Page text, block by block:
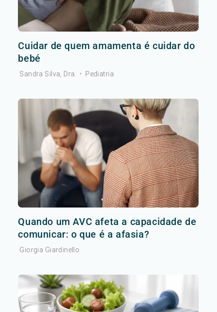
Cuidar de quem amamenta é cuidar do
bebé
Sandra Silva, Dra. • Pediatria
Quando um AVC afeta a capacidade de
comunicar: o que é a afasia?
Giorgia Giardinello